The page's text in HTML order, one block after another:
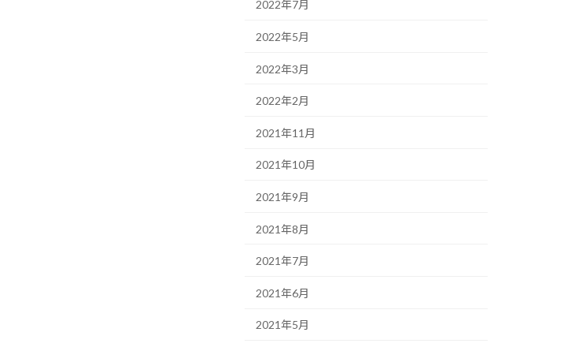
2022年7月
2022年5月
2022年3月
2022年2月
2021年11月
2021年10月
2021年9月
2021年8月
2021年7月
2021年6月
2021年5月